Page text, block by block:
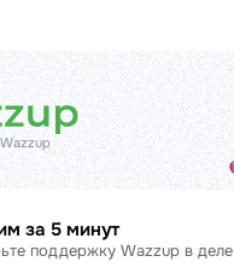
за 5 минут
поддержку Wazzup в деле